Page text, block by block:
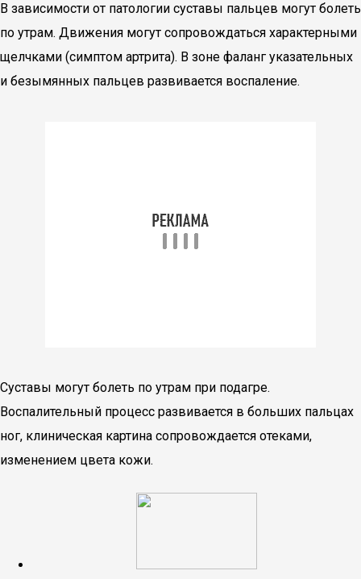
В зависимости от патологии суставы пальцев могут болеть
по утрам. Движения могут сопровождаться характерными
щелчками (симптом артрита). В зоне фаланг указательных
и безымянных пальцев развивается воспаление.
Суставы могут болеть по утрам при подагре.
Воспалительный процесс развивается в больших пальцах
ног, клиническая картина сопровождается отеками,
изменением цвета кожи.